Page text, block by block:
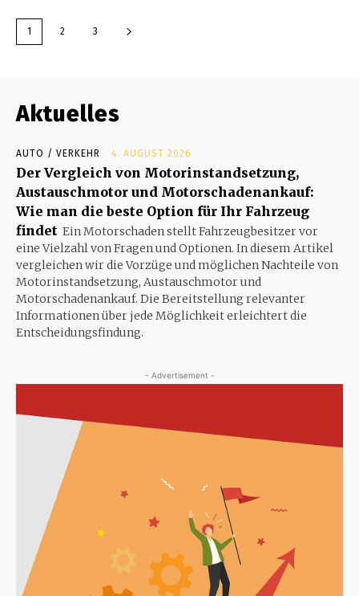
1 2 3
Aktuelles
AUTO / VERKEHR 4. AUGUST 2026
Der Vergleich von Motorinstandsetzung,
Austauschmotor und Motorschadenankauf:
Wie man die beste Option für Ihr Fahrzeug
findet Ein Motorschaden stellt Fahrzeugbesitzer vor
eine Vielzahl von Fragen und Optionen. In diesem Artikel
vergleichen wir die Vorzüge und möglichen Nachteile von
Motorinstandsetzung, Austauschmotor und
Motorschadenankauf. Die Bereitstellung relevanter
Informationen über jede Möglichkeit erleichtert die
Entscheidungsfindung.
- Advertisement -